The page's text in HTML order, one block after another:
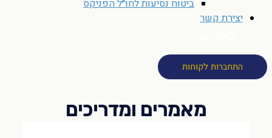
ביטוח נסיעות לחו״ל הפניקס
יצירת קשר
התחברות לקוחות